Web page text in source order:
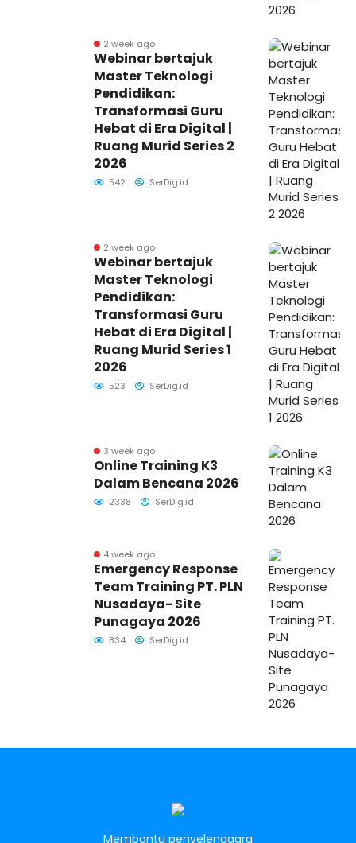
2 week ago
Webinar bertajuk
Master Teknologi
Pendidikan:
Transformasi Guru
Hebat di Era Digital |
Ruang Murid Series 2
2026
542 SerDig.id
2 week ago
Webinar bertajuk
Master Teknologi
Pendidikan:
Transformasi Guru
Hebat di Era Digital |
Ruang Murid Series 1
2026
523 SerDig.id
3 week ago
Online Training K3
Dalam Bencana 2026
2338 SerDig.id
4 week ago
Emergency Response
Team Training PT. PLN
Nusadaya- Site
Punagaya 2026
834 SerDig.id
Membantu penyelenggara